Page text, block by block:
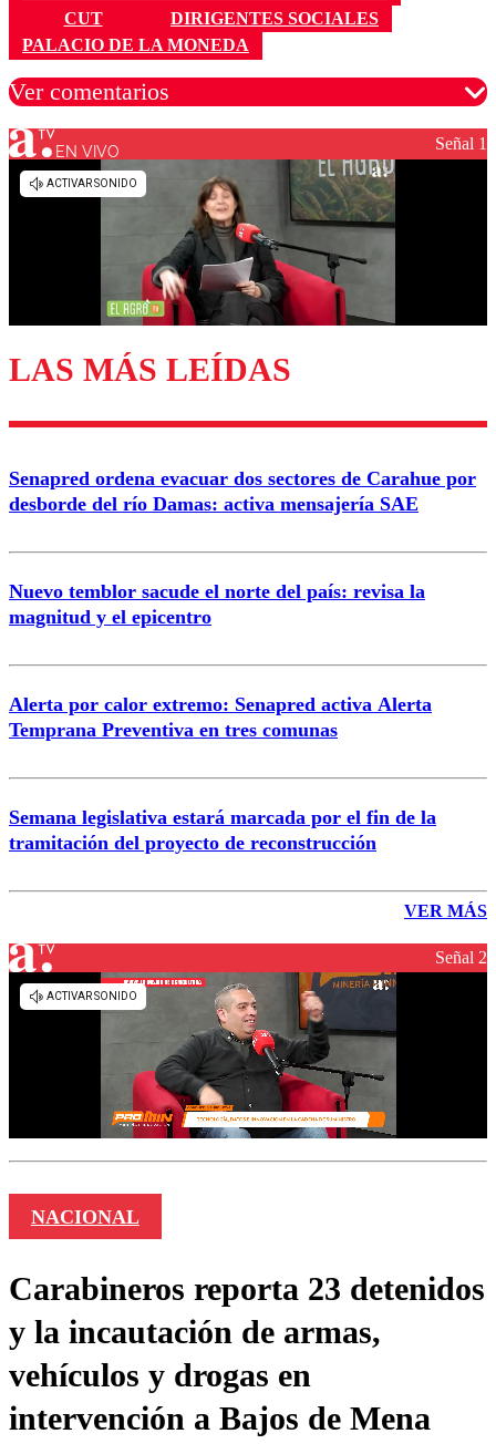
CUT
DIRIGENTES SOCIALES
PALACIO DE LA MONEDA
Ver comentarios
Los comentarios son moderados para garantizar un
diálogo respetuoso.
Enviar comentario
EN VIVO Señal 1
LAS MÁS LEÍDAS
Senapred ordena evacuar dos sectores de Carahue por
desborde del río Damas: activa mensajería SAE
Nuevo temblor sacude el norte del país: revisa la
magnitud y el epicentro
Alerta por calor extremo: Senapred activa Alerta
Temprana Preventiva en tres comunas
Semana legislativa estará marcada por el fin de la
tramitación del proyecto de reconstrucción
VER MÁS
Señal 2
NACIONAL
Carabineros reporta 23 detenidos
y la incautación de armas,
vehículos y drogas en
intervención a Bajos de Mena